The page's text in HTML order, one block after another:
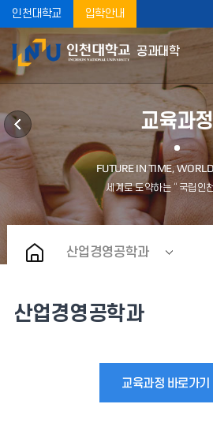
인천대학교 입학안내
공과대학
교육과정
산업경영공학과
산업경영공학과
교육과정 바로가기